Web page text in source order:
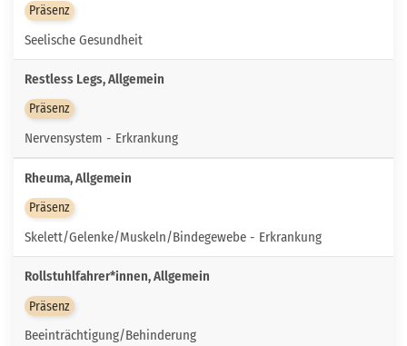
Präsenz
Seelische Gesundheit
Restless Legs, Allgemein
Präsenz
Nervensystem - Erkrankung
Rheuma, Allgemein
Präsenz
Skelett/Gelenke/Muskeln/Bindegewebe - Erkrankung
Rollstuhlfahrer*innen, Allgemein
Präsenz
Beeinträchtigung/Behinderung